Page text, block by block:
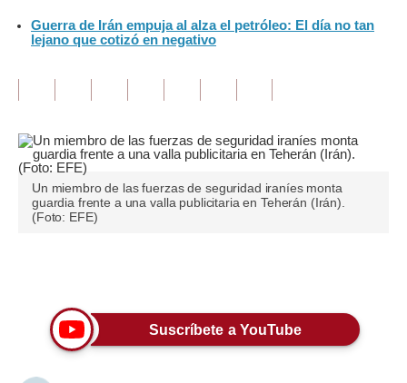
Finanzas Personales
Editorial
Pregunta de hoy
Lujo
Viajes
Guerra de Irán empuja al alza el petróleo: El día no tan
lejano que cotizó en negativo
Un miembro de las fuerzas de seguridad iraníes monta
guardia frente a una valla publicitaria en Teherán (Irán).
(Foto: EFE)
Suscríbete a YouTube